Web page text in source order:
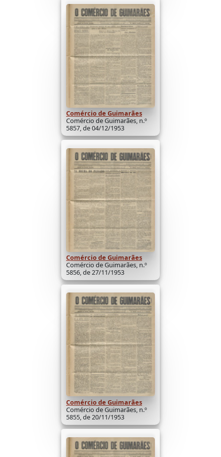
Comércio de Guimarães
Comércio de Guimarães, n.º
5857, de 04/12/1953
Comércio de Guimarães
Comércio de Guimarães, n.º
5856, de 27/11/1953
Comércio de Guimarães
Comércio de Guimarães, n.º
5855, de 20/11/1953